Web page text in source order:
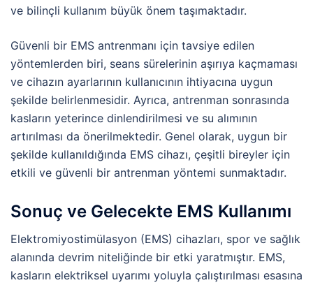
ve bilinçli kullanım büyük önem taşımaktadır.
Güvenli bir EMS antrenmanı için tavsiye edilen
yöntemlerden biri, seans sürelerinin aşırıya kaçmaması
ve cihazın ayarlarının kullanıcının ihtiyacına uygun
şekilde belirlenmesidir. Ayrıca, antrenman sonrasında
kasların yeterince dinlendirilmesi ve su alımının
artırılması da önerilmektedir. Genel olarak, uygun bir
şekilde kullanıldığında EMS cihazı, çeşitli bireyler için
etkili ve güvenli bir antrenman yöntemi sunmaktadır.
Sonuç ve Gelecekte EMS Kullanımı
Elektromiyostimülasyon (EMS) cihazları, spor ve sağlık
alanında devrim niteliğinde bir etki yaratmıştır. EMS,
kasların elektriksel uyarımı yoluyla çalıştırılması esasına